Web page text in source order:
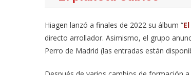
Hiagen lanzó a finales de 2022 su álbum “
directo arrollador. Asimismo, el grupo
Perro de Madrid (las entradas están